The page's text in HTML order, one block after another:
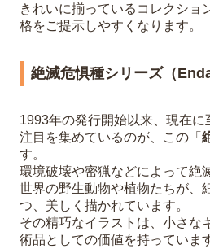
きれいに揃っているコレクショ
格をご提示しやすくなります。
絶滅危惧種シリーズ（
1993年の発行開始以来、現在
注目を集めているのが、この「
す。
環境破壊や密猟などによって絶
世界の野生動物や植物たちが、
つ、美しく描かれています。
その精巧なイラストは、小さな
術品としての価値を持っていま